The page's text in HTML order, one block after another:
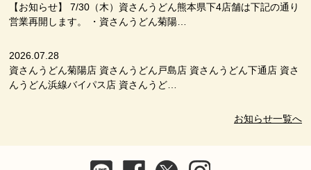
【お知らせ】 7/30（木）資さんうどん熊本県下4店舗は下記の通り
営業再開します。 ・資さんうどん菊陽…
2026.07.28
資さんうどん菊陽店 資さんうどん戸島店 資さんうどん下通店 資さ
んうどん浜線バイパス店 資さんうど…
お知らせ一覧へ